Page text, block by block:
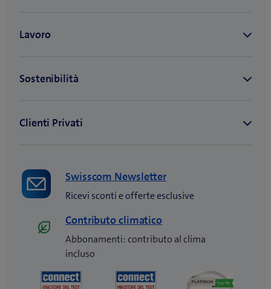
Swisscom Newsletter
Ricevi sconti e offerte esclusive
Contributo climatico
Abbonamenti: contributo al clima
incluso